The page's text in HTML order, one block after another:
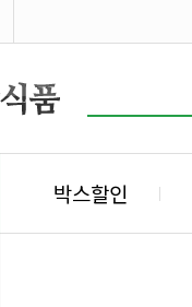
박스할인